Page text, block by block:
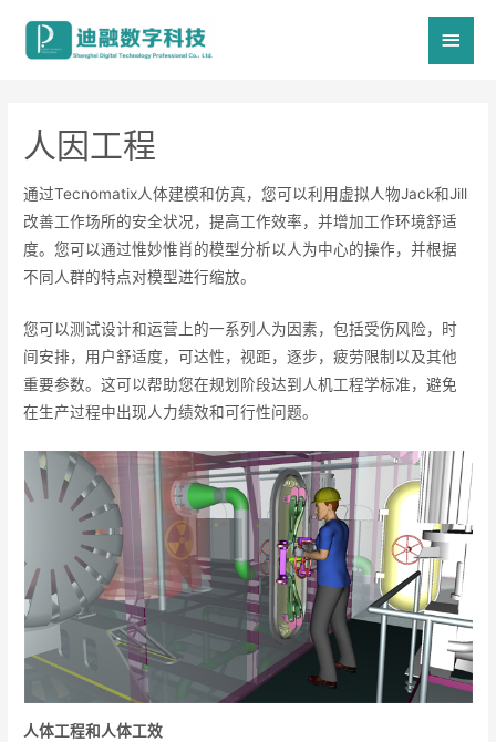
主
人因工程
通过Tecnomatix人体建模和仿真，您可以利用虚拟人物Jack和Jill
改善工作场所的安全状况，提高工作效率，并增加工作环境舒适
度。您可以通过惟妙惟肖的模型分析以人为中心的操作，并根据
不同人群的特点对模型进行缩放。
您可以测试设计和运营上的一系列人为因素，包括受伤风险，时
间安排，用户舒适度，可达性，视距，逐步，疲劳限制以及其他
重要参数。这可以帮助您在规划阶段达到人机工程学标准，避免
在生产过程中出现人力绩效和可行性问题。
人体工程和人体工效